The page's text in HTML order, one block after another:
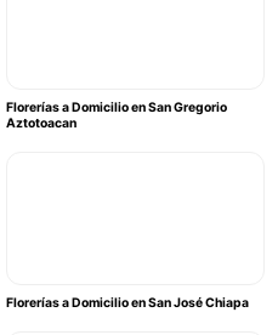
Florerías a Domicilio en San Gregorio
Aztotoacan
Florerías a Domicilio en San José Chiapa